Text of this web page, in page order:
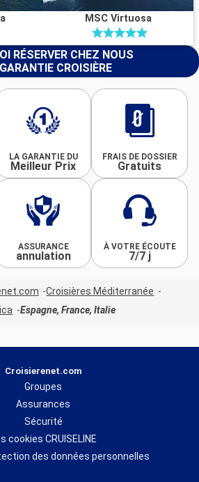
MSC Virtuosa
RÉSERVER CHEZ NOUS
CROISIÈRE
LA GARANTIE DU
Meilleur Prix
FRAIS DE DOSSIER
Gratuits
ASSURANCE
annulation
À VOTRE ÉCOUTE
7/7 j
Croisières Méditerranée
Espagne, France, Italie
Croisierenet.com
Groupes
Assurances
Sécurité
cookies CRUISELINE
des données personnelles